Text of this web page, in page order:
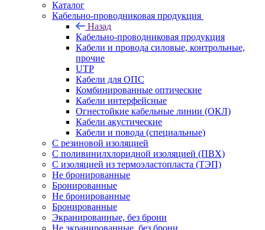
Каталог
Кабельно-проводниковая продукция
Назад
Кабельно-проводниковая продукция
Кабели и провода силовые, контрольные,
прочие
UTP
Кабели для ОПС
Комбинированные оптические
Кабели интерфейсные
Огнестойкие кабельные линии (ОКЛ)
Кабели акустические
Кабели и повода (специальные)
С резиновой изоляцией
С поливинилхлоридной изоляцией (ПВХ)
С изоляцией из термоэластопласта (ТЭП)
Не бронированные
Бронированные
Не бронированные
Бронированные
Экранированные, без брони
Не экранированные, без брони